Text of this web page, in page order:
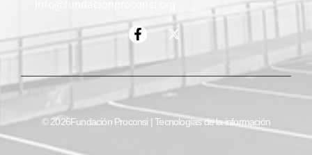
© 2026Fundación Proconsi | Tecnologías de la información